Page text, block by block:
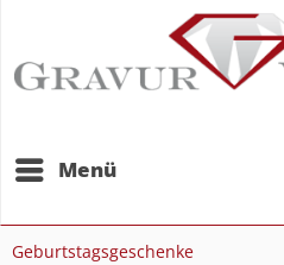
Menü
Geburtstagsgeschenke